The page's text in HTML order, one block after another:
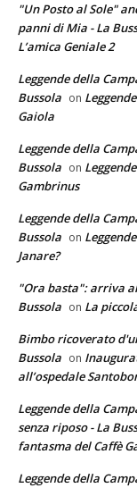
"Un Posto al Sole"
panni di Mia - La
L’amica Geniale 2
Leggende della
Bussola on
Gaiola
Leggende della
Bussola on
Gambrinus
Leggende della
Bussola on
Janare?
"Ora basta": arriva
Bussola on La
Bimbo ricoverato
Bussola on
all’ospedale
Leggende della
senza riposo - La
fantasma del Caffè
Leggende della